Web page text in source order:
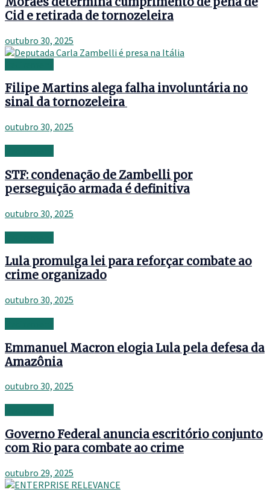
Cid e retirada de tornozeleira
outubro 30, 2025
Filipe Martins alega falha involuntária no
sinal da tornozeleira
outubro 30, 2025
STF: condenação de Zambelli por
perseguição armada é definitiva
outubro 30, 2025
Lula promulga lei para reforçar combate ao
crime organizado
outubro 30, 2025
Emmanuel Macron elogia Lula pela defesa da
Amazônia
outubro 30, 2025
Governo Federal anuncia escritório conjunto
com Rio para combate ao crime
outubro 29, 2025